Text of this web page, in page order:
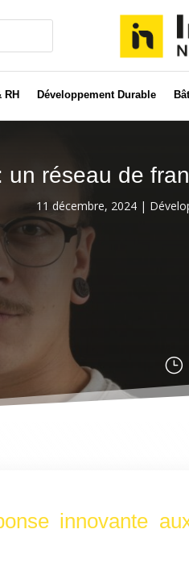
RH Développement Durable
un réseau de
11 décembre, 2024|
}
innovante